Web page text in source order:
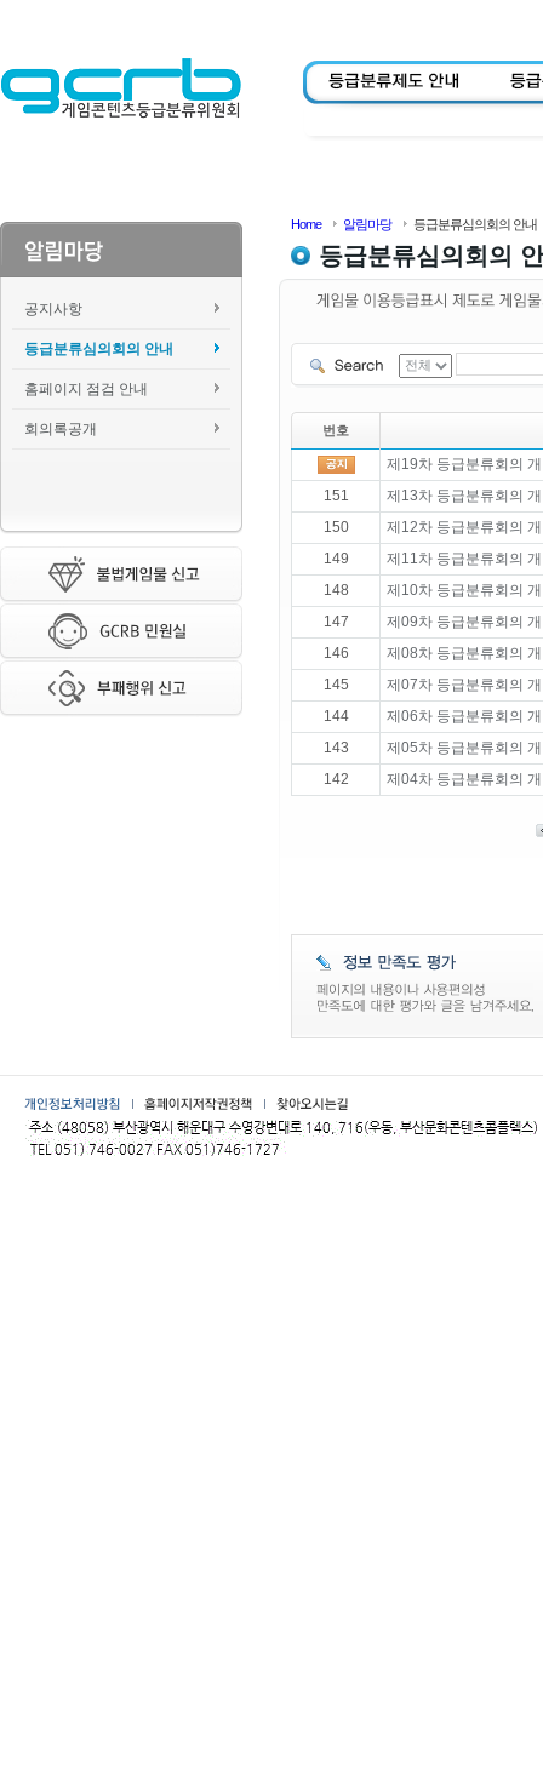
공지사항
등급분류심의회의 안내
홈페이지 점검 안내
회의록공개
Home 알림마당 등급분류심의회의 안내
등급분류심의회의
번호
제19차 등급분류회의
151
제13차 등급분류회의
150
제12차 등급분류회의
149
제11차 등급분류회의
148
제10차 등급분류회의
147
제09차 등급분류회의
146
제08차 등급분류회의
145
제07차 등급분류회의
144
제06차 등급분류회의
143
제05차 등급분류회의
142
제04차 등급분류회의